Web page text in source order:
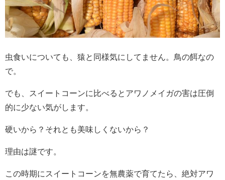
虫食いについても、猿と同様気にしてません。鳥の餌なの
で。
でも、スイートコーンに比べるとアワノメイガの害は圧倒
的に少ない気がします。
硬いから？それとも美味しくないから？
理由は謎です。
この時期にスイートコーンを無農薬で育てたら、絶対アワ